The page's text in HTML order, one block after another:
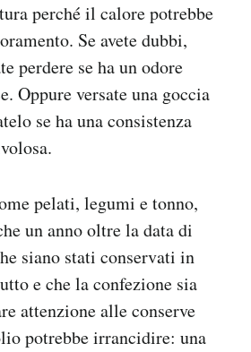
perché il calore potrebbe
Se avete dubbi,
perdere se ha un odore
Oppure versate una goccia
se ha una consistenza
pelati, legumi e tonno,
un anno oltre la data di
siano stati conservati in
e che la confezione sia
attenzione alle conserve
potrebbe irrancidire: una